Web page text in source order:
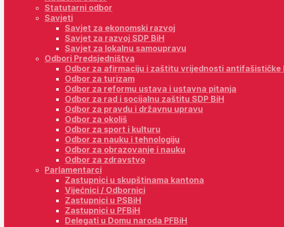
Statutarni odbor
Savjeti
Savjet za ekonomski razvoj
Savjet za razvoj SDP BiH
Savjet za lokalnu samoupravu
Odbori Predsjedništva
Odbor za afirmaciju i zaštitu vrijednosti
Odbor za turizam
Odbor za reformu ustava i ustavna pitanja
Odbor za rad i socijalnu zaštitu SDP BiH
Odbor za pravdu i državnu upravu
Odbor za okoliš
Odbor za sport i kulturu
Odbor za nauku i tehnologiju
Odbor za obrazovanje i nauku
Odbor za zdravstvo
Parlamentarci
Zastupnici u skupštinama kantona
Vijećnici / Odbornici
Zastupnici u PSBiH
Zastupnici u PFBiH
Delegati u Domu naroda PFBiH